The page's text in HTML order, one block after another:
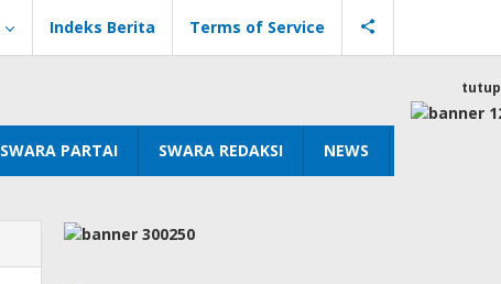
Indeks Berita Terms of Service
SWARA PARTAI SWARA REDAKSI NEWS
tutup